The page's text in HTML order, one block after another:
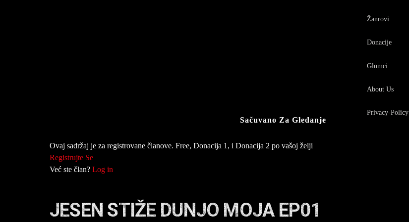
Sačuvano Za Gledanje
Žanrovi
Donacije
Glumci
About Us
Privacy-Policy
Ovaj sadržaj je za registrovane članove. Free, Donacija 1, i Donacija 2 po vašoj želji
Registrujte Se
Već ste član? Log in
JESEN STIŽE DUNJO MOJA EP01